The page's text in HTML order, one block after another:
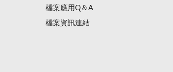
檔案應用Q＆A
檔案資訊連結